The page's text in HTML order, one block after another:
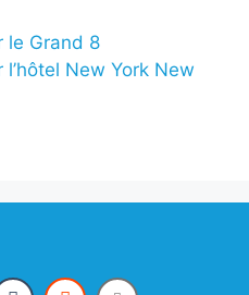
le Grand 8
New York New